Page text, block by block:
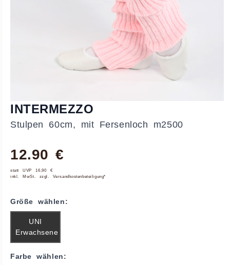
INTERMEZZO
Stulpen 60cm, mit Fersenloch m2500
12.90 €
statt UVP 16,90 €
inkl. MwSt. zzgl. Versandkostenbeteiligung*
Größe wählen:
UNI
Erwachsene
Farbe wählen: